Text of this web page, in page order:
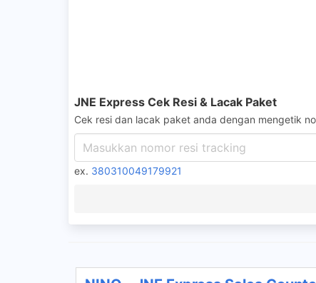
JNE Express Cek Resi & Lacak Paket
Cek resi dan lacak paket anda dengan mengetik
ex. 380310049179921